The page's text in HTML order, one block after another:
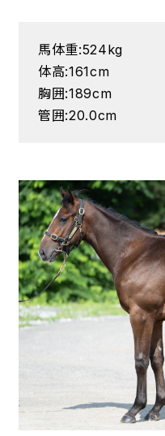
馬体重:524kg
体高:161cm
胸囲:189cm
管囲:20.0cm